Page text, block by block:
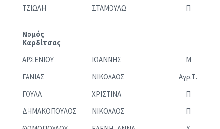
ΤΖΙΩΛΗ
ΣΤΑΜΟΥΛΩ Π
Νομός
Καρδίτσας
ΑΡΣΕΝΙΟΥ
ΙΩΑΝΝΗΣ
Μ
ΓΑΝΙΑΣ
ΝΙΚΟΛΑΟΣ
Αγρ.Τ.
ΓΟΥΛΑ
ΧΡΙΣΤΙΝΑ
Π
ΔΗΜΑΚΟΠΟΥΛΟΣ
ΝΙΚΟΛΑΟΣ
Π